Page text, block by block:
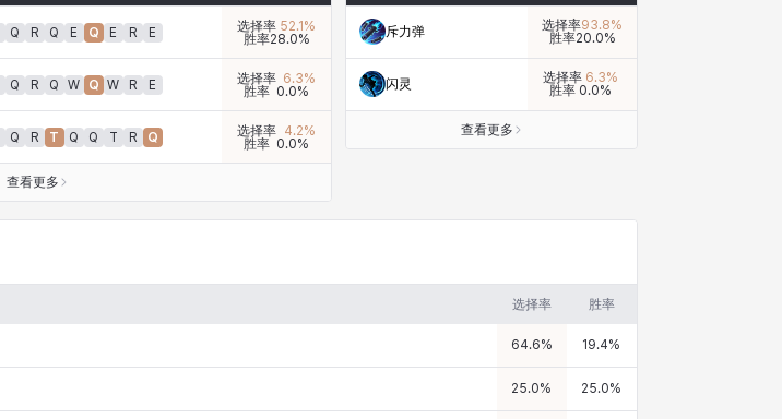
Q R Q E Q E R E 选择率 52.1%
胜率28.0%
Q R Q W Q W R E 选择率 6.3%
胜率 0.0%
Q R T Q Q T R Q 选择率 4.2%
胜率 0.0%
查看更多
斥力弹 选择率93.8%
胜率20.0%
闪灵 选择率 6.3%
胜率 0.0%
查看更多
选择率 胜率
64.6% 19.4%
25.0% 25.0%